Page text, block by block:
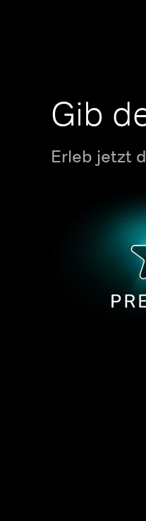
Gib
Erleb jetzt